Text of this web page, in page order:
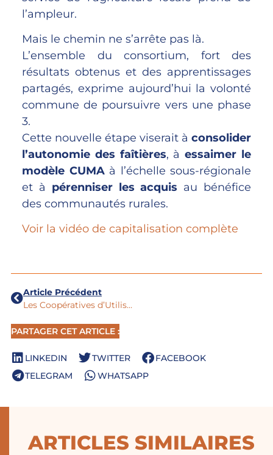
l’ampleur.
Mais le chemin ne s’arrête pas là.
L’ensemble du consortium, fort des
résultats obtenus et des apprentissages
partagés, exprime aujourd’hui la volonté
commune de poursuivre vers une phase
3.
Cette nouvelle étape viserait à consolider
l’autonomie des faîtières, àessaimer le
modèle CUMAà l’échelle sous-régionale
et à pérenniser les acquis au bénéfice
des communautés rurales.
Voir la vidéo de capitalisation complète
Article Précédent
Les Coopératives d’Utilisation de Matériel Agricole: lecture croisée des dynamiques coopératives dans cinq pays d’Afrique
PARTAGER CET ARTICLE :
LINKEDIN TWITTER
FACEBOOK
TELEGRAM
WHATSAPP
ARTICLES SIMILAIRES